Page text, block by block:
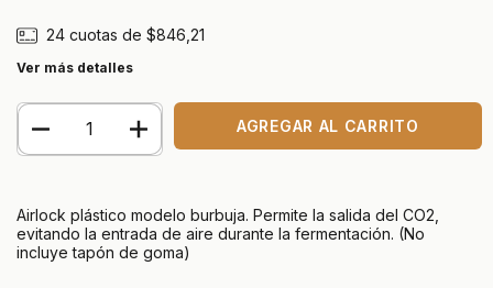
24 cuotas de $846,21
Ver más detalles
Airlock plástico modelo burbuja. Permite la salida del CO2,
evitando la entrada de aire durante la fermentación. (No
incluye tapón de goma)